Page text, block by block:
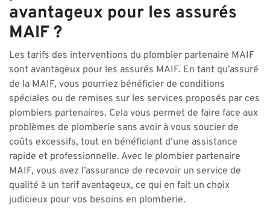
avantageux pour les assurés
MAIF ?
Les tarifs des interventions du plombier partenaire MAIF
sont avantageux pour les assurés MAIF. En tant qu’assuré
de la MAIF, vous pourriez bénéficier de conditions
spéciales ou de remises sur les services proposés par ces
plombiers partenaires. Cela vous permet de faire face aux
problèmes de plomberie sans avoir à vous soucier de
coûts excessifs, tout en bénéficiant d’une assistance
rapide et professionnelle. Avec le plombier partenaire
MAIF, vous avez l’assurance de recevoir un service de
qualité à un tarif avantageux, ce qui en fait un choix
judicieux pour vos besoins en plomberie.